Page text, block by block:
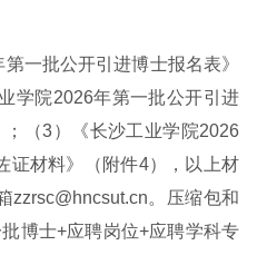
一批公开引进博士报名表》
学院2026年第一批公开引进
（3）《长沙工业学院2026
证材料》（附件4），以上材
zzrsc@hncsut.cn。压缩包和
博士+应聘岗位+应聘学科专